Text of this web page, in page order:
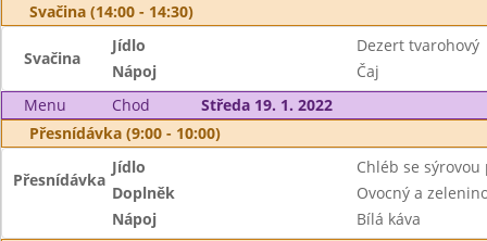
Svačina (14:00 - 14:30)
Svačina
Jídlo
Dezert tvarohový
Nápoj
Čaj
Menu
Chod
Středa 19. 1. 2022
Přesnídávka (9:00 - 10:00)
Přesnídávka
Jídlo
Chléb se
Doplněk
Ovocný a
Nápoj
Bílá káva